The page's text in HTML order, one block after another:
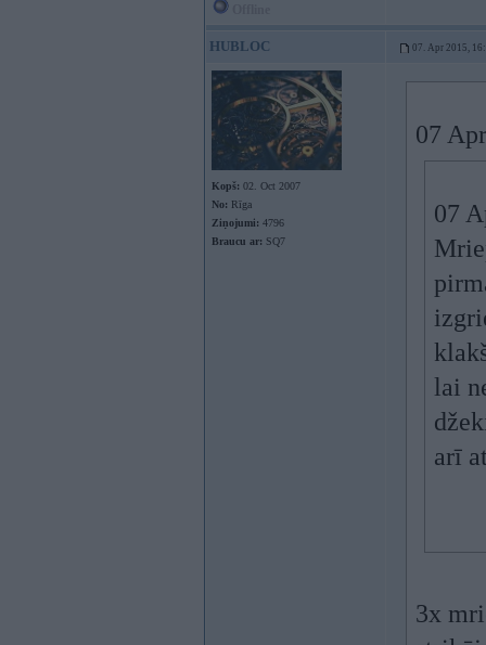
HUBLOC 07. Apr 2015,
Kopš: 02. Oct 2007
No: Rīga
Ziņojumi: 4796
Braucu ar: SQ7
07
07
lai
arī
3x